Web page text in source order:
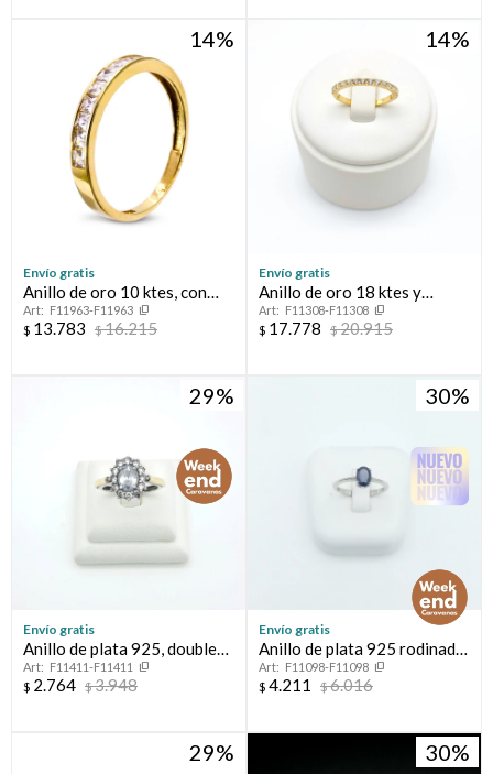
14
Envío gratis
Anillo de oro 10 ktes, con
circonias.
F11963-F11963
$ 13.783 $16.215
14
Envío gratis
Anillo de oro 18 ktes y
circonias.
F11308-F11308
$ 17.778 $20.915
29
Envío gratis
Anillo de plata 925, double
en oro 18 ktes y circonias.
F11411-F11411
$ 2.764 $3.948
30
Envío gratis
Anillo de plata 925 rodinada
con zafiro azul.
F11098-F11098
$ 4.211 $6.016
29 30